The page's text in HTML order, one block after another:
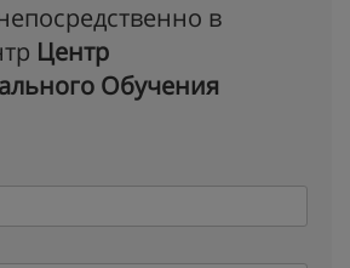
в
Центр
Обучения